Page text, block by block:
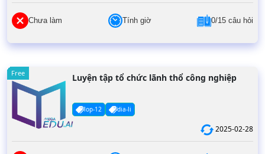
Chưa làm Tính giờ 0/15 câu hỏi
Free Luyện tập tổ chức lãnh thổ công nghiệp
lop-12 dia-li
2025-02-28